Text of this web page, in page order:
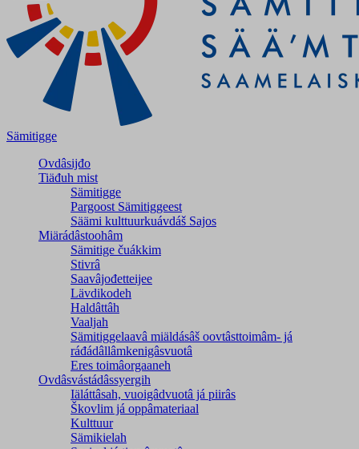
Sämitigge
Ovdâsijđo
Tiäđuh mist
Sämitigge
Pargoost Sämitiggeest
Säämi kulttuurkuávdáš Sajos
Miärádâstoohâm
Sämitige čuákkim
Stivrâ
Saavâjođetteijee
Lävdikodeh
Haldâttâh
Vaaljah
Sämitiggelaavâ miäldásâš oovtâsttoimâm- já
ráđádâllâmkenigâsvuotâ
Eres toimâorgaaneh
Ovdâsvástádâssyergih
Iäláttâsah, vuoigâdvuotâ já piirâs
Škovlim já oppâmateriaal
Kulttuur
Sämikielah